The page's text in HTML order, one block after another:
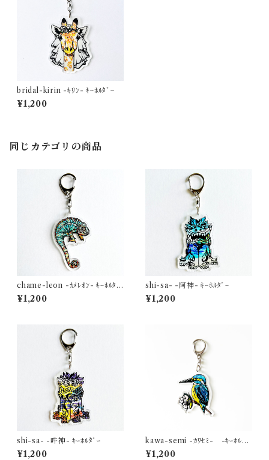
bridal-kirin -ｷﾘﾝ- ｷｰﾎﾙﾀﾞｰ
¥1,200
同じカテゴリの商品
chame-leon -ｶﾒﾚｵﾝ- ｷｰﾎﾙﾀﾞ
ｰ
¥1,200
shi-sa- -阿神- ｷｰﾎﾙﾀﾞｰ
¥1,200
shi-sa- -吽神- ｷｰﾎﾙﾀﾞｰ
¥1,200
kawa-semi -ｶﾜｾﾐ- -ｷｰﾎﾙﾀﾞ
ｰ
¥1,200